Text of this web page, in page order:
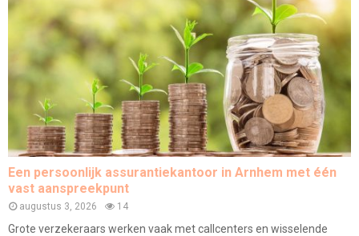
Een persoonlijk assurantiekantoor in Arnhem met één
vast aanspreekpunt
augustus 3, 2026 14
Grote verzekeraars werken vaak met callcenters en wisselende